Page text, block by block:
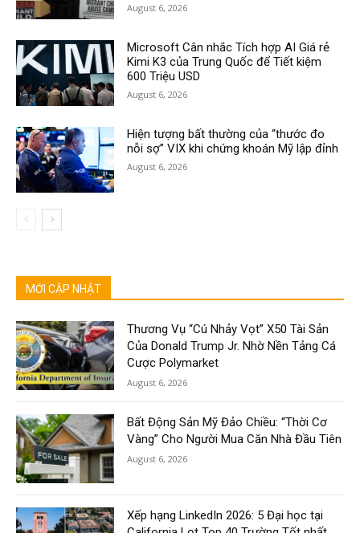
August 6, 2026
Microsoft Cân nhắc Tích hợp AI Giá rẻ
Kimi K3 của Trung Quốc để Tiết kiệm
600 Triệu USD
August 6, 2026
Hiện tượng bất thường của “thước đo
nỗi sợ” VIX khi chứng khoán Mỹ lập đỉnh
August 6, 2026
MỚI CẬP NHẬT
Thương Vụ “Cú Nhảy Vọt” X50 Tài Sản
Của Donald Trump Jr. Nhờ Nền Tảng Cá
Cược Polymarket
August 6, 2026
Bất Động Sản Mỹ Đảo Chiều: “Thời Cơ
Vàng” Cho Người Mua Căn Nhà Đầu Tiên
August 6, 2026
Xếp hạng LinkedIn 2026: 5 Đại học tại